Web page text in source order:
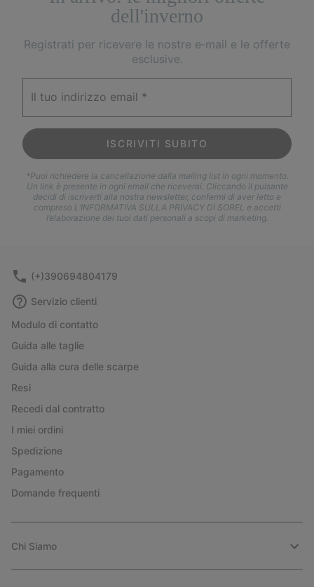
dell'inverno
Registrati per ricevere le nostre e‑mail e le offerte
esclusive.
Il tuo indirizzo email
ISCRIVITI SUBITO
*Puoi richiedere la cancellazione dalla mailing list in ogni momento.
Un link è presente in ogni email che riceverai. Cliccando il pulsante
decidi di iscriverti alla nostra newsletter, confermi di aver letto e
compreso L’INFORMATIVA SULLA PRIVACY DI SOREL e accetti
l’elaborazione dei tuoi dati personali a scopi di marketing.
(+)390694804179
Servizio clienti
Modulo di contatto
Guida alle taglie
Guida alla cura delle scarpe
Resi
Recedi dal contratto
I miei ordini
Spedizione
Pagamento
Domande frequenti
Chi Siamo